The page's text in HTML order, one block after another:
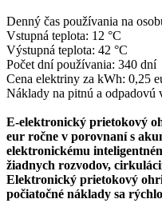
Denný čas používania na
Vstupná teplota: 12 °C
Výstupná teplota: 42 °C
Počet dní používania: 340 dní
Cena elektriny za kWh: 0,25
Náklady na pitnú a odpadovú
E-elektronický prietokový
eur ročne v porovnaní s
elektronickému
žiadnych rozvodov,
Elektronický prietokový
počiatočné náklady sa